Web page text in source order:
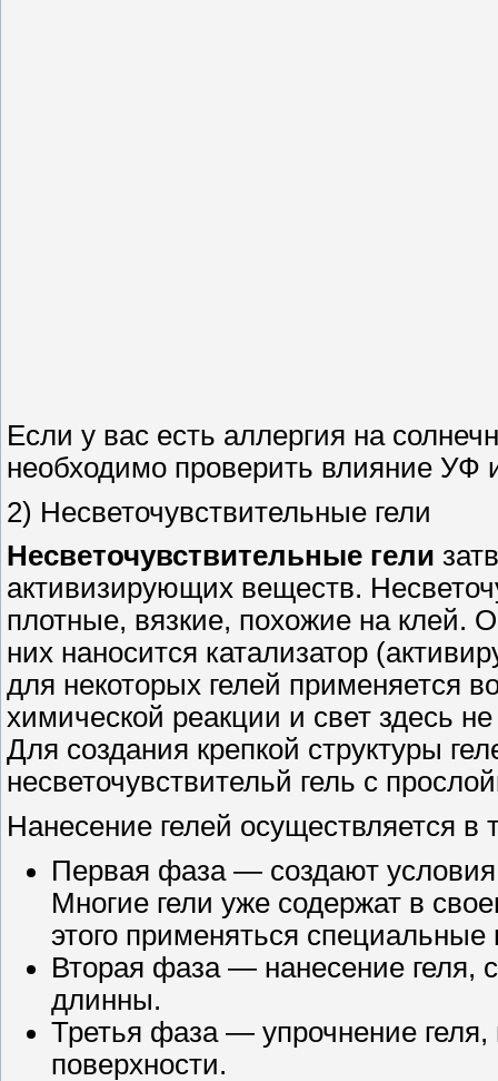
Если у вас есть аллергия на
необходимо проверить влияние УФ
2) Несветочувствительные гели
Несветочувствительные гели
активизирующих веществ.
плотные, вязкие, похожие на клей.
них наносится катализатор
для некоторых гелей применяется
химической реакции и свет здесь
Для создания крепкой структуры
несветочувствительй гель с
Нанесение гелей осуществляется
Первая фаза — создают условия
Многие гели уже содержат в
этого применяться
Вторая фаза — нанесение геля,
длинны.
Третья фаза — упрочнение
поверхности.